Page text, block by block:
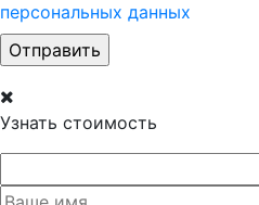
персональных данных
Узнать стоимость